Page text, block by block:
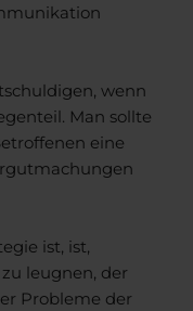
wenn
Man sollte
eine
ist, ist,
leugnen, der
Probleme der